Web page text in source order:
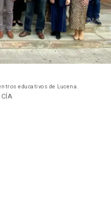
educativos de Lucena.